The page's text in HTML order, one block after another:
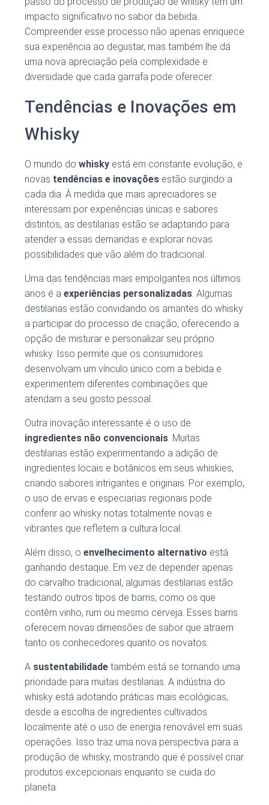
impacto significativo no sabor da bebida.
Compreender esse processo não apenas enriquece
sua experiência ao degustar, mas também lhe dá
uma nova apreciação pela complexidade e
diversidade que cada garrafa pode oferecer.
Tendências e Inovações em
Whisky
O mundo do whisky está em constante evolução, e
novas tendências e inovações estão surgindo a
cada dia. À medida que mais apreciadores se
interessam por experiências únicas e sabores
distintos, as destilarias estão se adaptando para
atender a essas demandas e explorar novas
possibilidades que vão além do tradicional.
Uma das tendências mais empolgantes nos últimos
anos é a experiências personalizadas. Algumas
destilarias estão convidando os amantes do whisky
a participar do processo de criação, oferecendo a
opção de misturar e personalizar seu próprio
whisky. Isso permite que os consumidores
desenvolvam um vínculo único com a bebida e
experimentem diferentes combinações que
atendam a seu gosto pessoal.
Outra inovação interessante é o uso de
ingredientes não convencionais. Muitas
destilarias estão experimentando a adição de
ingredientes locais e botânicos em seus whiskies,
criando sabores intrigantes e originais. Por exemplo,
o uso de ervas e especiarias regionais pode
conferir ao whisky notas totalmente novas e
vibrantes que refletem a cultura local.
Além disso, o envelhecimento alternativo está
ganhando destaque. Em vez de depender apenas
do carvalho tradicional, algumas destilarias estão
testando outros tipos de barris, como os que
contêm vinho, rum ou mesmo cerveja. Esses barris
oferecem novas dimensões de sabor que atraem
tanto os conhecedores quanto os novatos.
A sustentabilidade também está se tornando uma
prioridade para muitas destilarias. A indústria do
whisky está adotando práticas mais ecológicas,
desde a escolha de ingredientes cultivados
localmente até o uso de energia renovável em suas
operações. Isso traz uma nova perspectiva para a
produção de whisky, mostrando que é possível criar
produtos excepcionais enquanto se cuida do
planeta.